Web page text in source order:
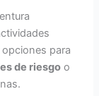
para
de riesgoo